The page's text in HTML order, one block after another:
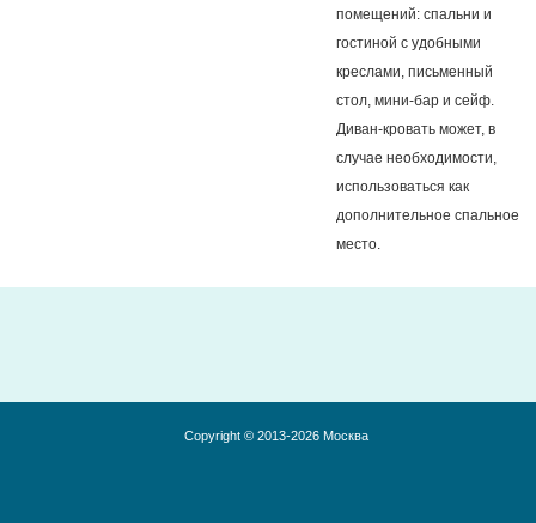
помещений: спальни и
гостиной с удобными
креслами, письменный
стол, мини-бар и сейф.
Диван-кровать может, в
случае необходимости,
использоваться как
дополнительное спальное
место.
Copyright © 2013-2026 Москва